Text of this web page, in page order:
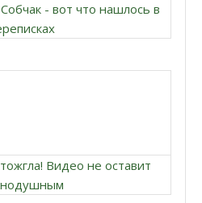
- вот что нашлось в
Видео не оставит